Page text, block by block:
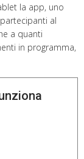
la app, uno
al
a quanti
in programma,